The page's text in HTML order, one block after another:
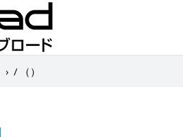
› / （）